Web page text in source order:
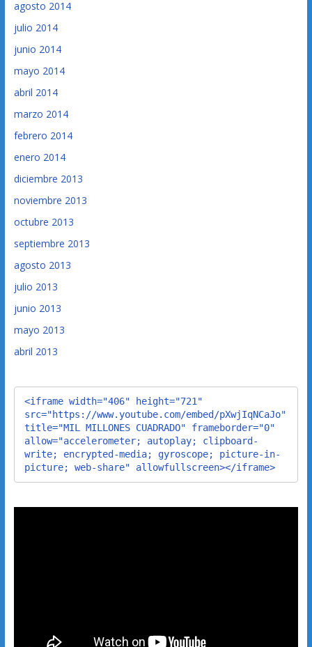
agosto 2014
julio 2014
junio 2014
mayo 2014
abril 2014
marzo 2014
febrero 2014
enero 2014
diciembre 2013
noviembre 2013
octubre 2013
septiembre 2013
agosto 2013
julio 2013
junio 2013
mayo 2013
abril 2013
<iframe width="406" height="721"
src="https://www.youtube.com/embed/pXwjIqNCaJo"
title="MIL MILLONES CUADRADO" frameborder="0"
allow="accelerometer; autoplay; clipboard-
write; encrypted-media; gyroscope; picture-in-
picture; web-share" allowfullscreen></iframe>